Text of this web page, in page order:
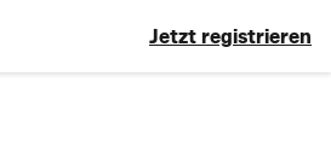
Jetzt registrieren